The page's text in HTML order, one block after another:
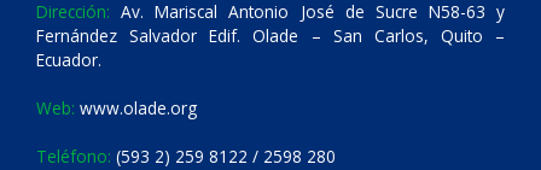
Dirección: Av. Mariscal Antonio José de Sucre N58-63 y
Fernández Salvador Edif. Olade – San Carlos, Quito –
Ecuador.
Web: www.olade.org
Teléfono: (593 2) 259 8122 / 2598 280